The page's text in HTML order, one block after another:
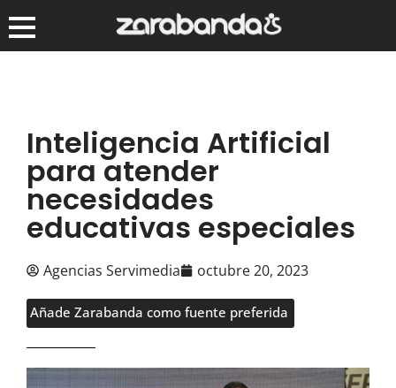
Inteligencia Artificial
para atender
necesidades
educativas especiales
Agencias Servimedia octubre 20, 2023
Añade Zarabanda como fuente preferida